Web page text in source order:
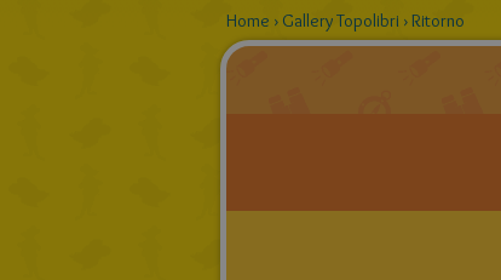
Home › Gallery Topolibri ›Ritorno